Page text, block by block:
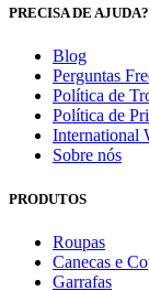
PRECISA DE AJUDA?
Blog
Perguntas
Política de
Política de
International
Sobre nós
PRODUTOS
Roupas
Canecas e
Garrafas